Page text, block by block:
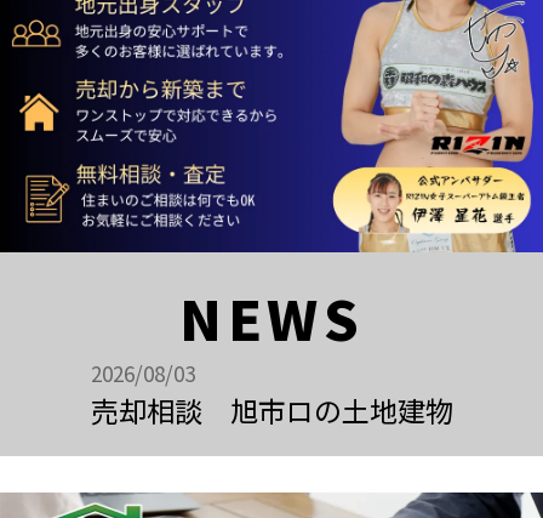
NEWS
2026/08/03
売却相談 旭市ロの土地建物